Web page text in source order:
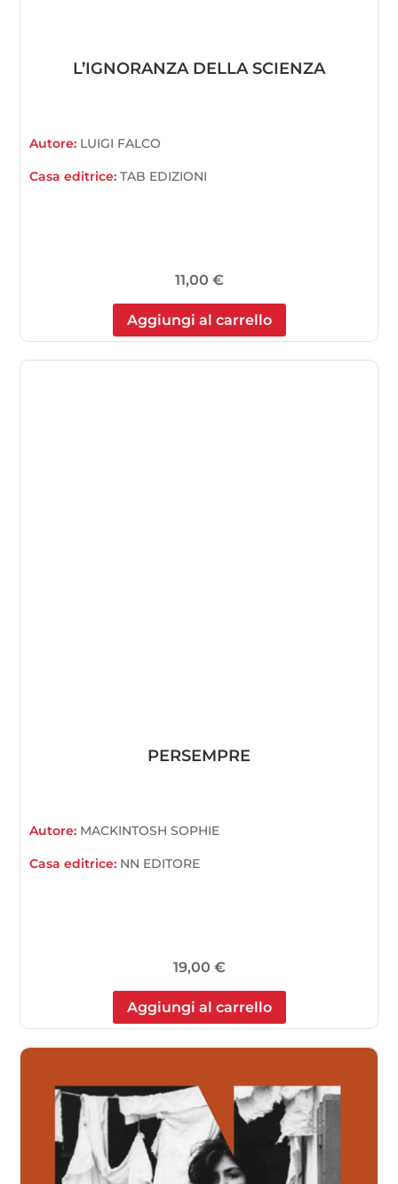
L’IGNORANZA DELLA SCIENZA
Autore: LUIGI FALCO
Casa editrice:TAB EDIZIONI
11,00 €
Aggiungi al carrello
PERSEMPRE
Autore: MACKINTOSH SOPHIE
Casa editrice: NN EDITORE
19,00 €
Aggiungi al carrello